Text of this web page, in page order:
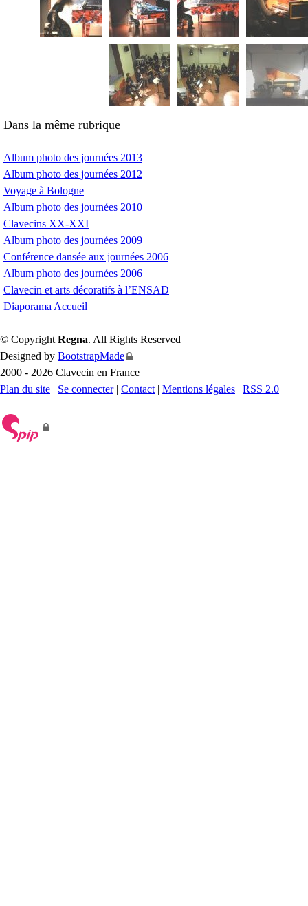
Dans la même rubrique
Album photo des journées 2013
Album photo des journées 2012
Voyage à Bologne
Album photo des journées 2010
Clavecins XX-XXI
Album photo des journées 2009
Conférence dansée aux journées 2006
Album photo des journées 2006
Clavecin et arts décoratifs à l’ENSAD
Diaporama Accueil
© Copyright Regna. All Rights Reserved
Designed by BootstrapMade
2000 - 2026 Clavecin en France
Plan du site | Se connecter| Contact | Mentions légales | RSS 2.0